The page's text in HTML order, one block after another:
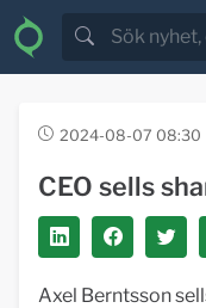
2024-08-07 08:30
CEO sells
Axel Berntsson